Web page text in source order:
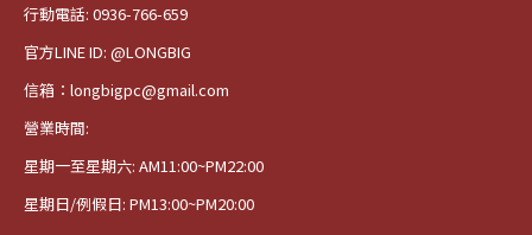
行動電話: 0936-766-659
官方LINE ID: @LONGBIG
信箱：longbigpc@gmail.com
營業時間:
星期一至星期六: AM11:00~PM22:00
星期日/例假日: PM13:00~PM20:00